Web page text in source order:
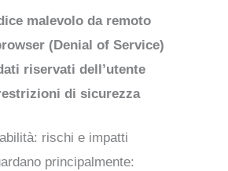
malevolo da remoto
(Denial of Service)
riservati dell’utente
di sicurezza
rischi e impatti
principalmente: